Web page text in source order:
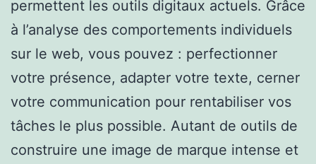
permettent les outils digitaux actuels. Grâce
à l’analyse des comportements individuels
sur le web, vous pouvez : perfectionner
votre présence, adapter votre texte, cerner
votre communication pour rentabiliser vos
tâches le plus possible. Autant de outils de
construire une image de marque intense et